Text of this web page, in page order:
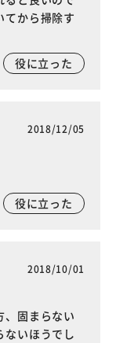
てから掃除す
役に立った
2018/12/05
役に立った
2018/10/01
、固まらない
ないほうでし